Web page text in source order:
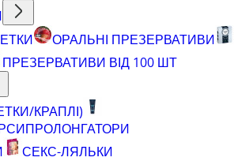
ОРАЛЬНІ ПРЕЗЕРВАТИВИ
ПРЕЗЕРВАТИВИ ВІД 100 ШТ
КРАПЛІ)
ПРОЛОНГАТОРИ
СЕКС-ЛЯЛЬКИ